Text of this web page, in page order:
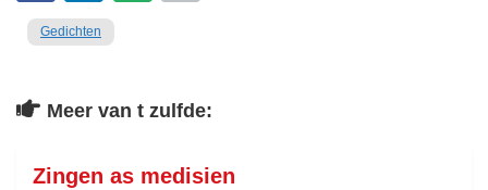
Gedichten
Meer van t zulfde:
Zingen as medisien